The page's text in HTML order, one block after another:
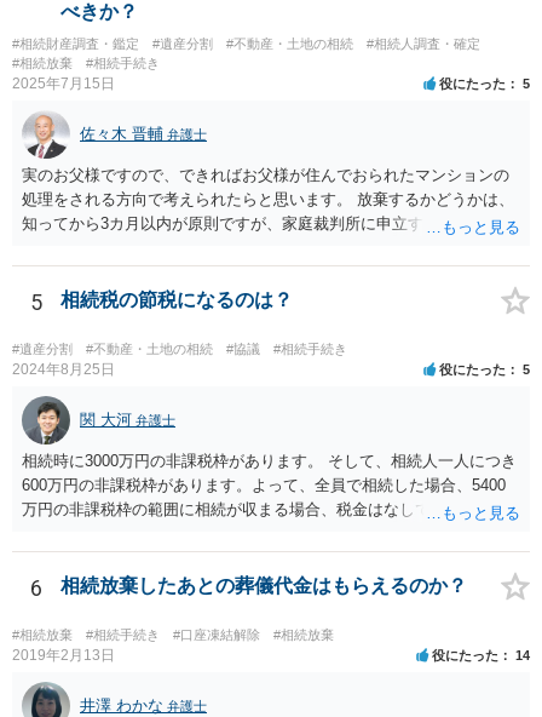
べきか？
#相続財産調査・鑑定 #遺産分割 #不動産・土地の相続
#相続人調査・確定
#相続放棄
#相続手続き
2025年7月15日 役にたった 5
佐々木 晋輔 弁護士
実のお父様ですので、できればお父様が住んでおられたマンションの
処理をされる方向で考えられたらと思います。 放棄するかどうかは、
知ってから3カ月以内が原則ですが、家庭裁判所に申立すれば3カ月の
放棄するかどうか決めることができます。 銀行やサラ金が数年も放置
することはありませんので、数年後に借金が発見される可能性はほぼ
伸長して調査したところ、サラ金に対する過払金など相当な財産が見
つかったため相続したという事例がありました。
5 相続税の節税になるのは？
#遺産分割 #不動産・土地の相続 #協議 #相続手続き
2024年8月25日 役にたった 5
関 大河 弁護士
相続時に3000万円の非課税枠があります。 そして、相続人一人につき
600万円の非課税枠があります。よって、全員で相続した場合、5400
万円の非課税枠の範囲に相続が収まる場合、税金はなしです。 一人が
範囲となります。 一般的には、全員で相続する方が税金はお得です。
また、全員で相続しても、話し合いの結果、親がすべて相続と決める
0万円分使えます。 父が亡くなり、母が全部相続すると、母から三人
で相続する際は、4800万円が非課税枠となります。 そうすると、母が
亡くなってから相続すると、両親のどちらかが亡くなってから相続す
るより非課税の枠が減少します。 計画的に相続をするのがおすすめと
6 相続放棄したあとの葬儀代金はもらえるのか？
#相続放棄 #相続手続き #口座凍結解除 #相続放棄
2019年2月13日 役にたった 14
井澤 わかな 弁護士